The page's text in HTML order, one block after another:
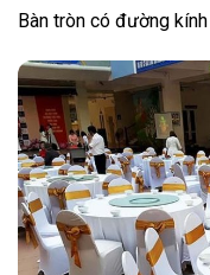
Bàn tròn có đường